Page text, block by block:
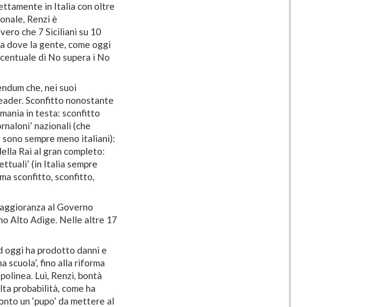
in Italia con oltre
Renzi è
che 7 Siciliani su 10
dove la gente, come oggi
di No supera i No
che, nei suoi
Sconfitto nonostante
in testa: sconfitto
nazionali (che
sempre meno italiani):
Rai al gran completo:
(in Italia sempre
sconfitto, sconfitto,
al Governo
Alto Adige. Nelle altre 17
oggi ha prodotto danni e
scuola’, fino alla riforma
Lui, Renzi, bontà
probabilità, come ha
un ‘pupo’ da mettere al